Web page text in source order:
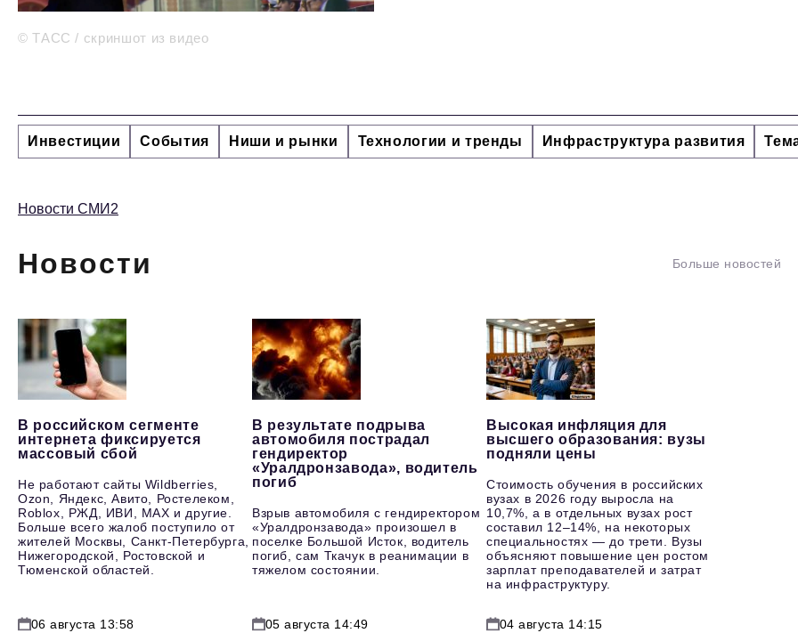
© ТАСС / скриншот из видео
Инвестиции События Ниши и рынки Технологии и тренды Инфраструктура развития
Новости СМИ2
Новости Больше новостей
В российском сегменте
интернета фиксируется
массовый сбой
Не работают сайты Wildberries,
Ozon, Яндекс, Авито, Ростелеком,
Roblox, РЖД, ИВИ, MAX и другие.
Больше всего жалоб поступило от
жителей Москвы, Санкт-Петербурга,
Нижегородской, Ростовской и
Тюменской областей.
06 августа 13:58
В результате подрыва
автомобиля пострадал
гендиректор
«Уралдронзавода», водитель
погиб
Взрыв автомобиля с гендиректором
«Уралдронзавода» произошел в
поселке Большой Исток, водитель
погиб, сам Ткачук в реанимации в
тяжелом состоянии.
05 августа 14:49
Высокая инфляция для
высшего образования: вузы
подняли цены
Стоимость обучения в российских
вузах в 2026 году выросла на
10,7%, а в отдельных вузах рост
составил 12–14%, на некоторых
специальностях — до трети. Вузы
объясняют повышение цен ростом
зарплат преподавателей и затрат
на инфраструктуру.
04 августа 14:15